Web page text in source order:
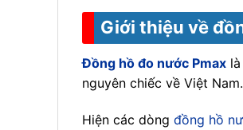
Giới thiệu về
Đồng hồ đo nước Pmax
nguyên chiếc về Việt
Hiện các dòng đồng hồ